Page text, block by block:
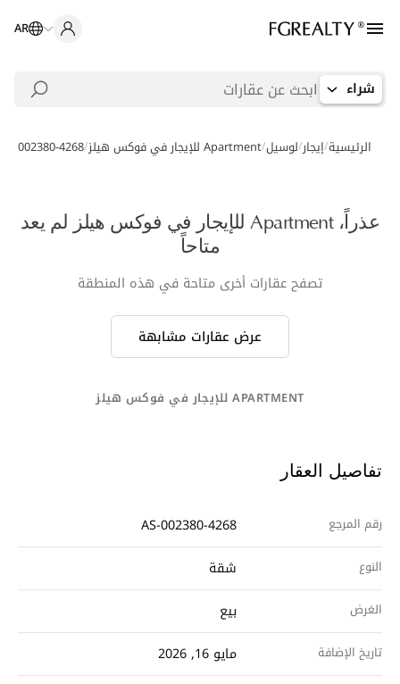
AR
شراء
الرئيسية/إيجار/لوسيل/Apartment للإيجار في فوكس هيلز /
AS-002380-4268
عذراً، Apartment للإيجار في فوكس هيلز لم يعد
متاحاً
تصفح عقارات أخرى متاحة في هذه المنطقة
عرض عقارات مشابهة
APARTMENT للإيجار في فوكس هيلز
تفاصيل العقار
رقم المرجع AS-002380-4268
النوع شقة
الغرض بيع
تاريخ الإضافة مايو 16, 2026